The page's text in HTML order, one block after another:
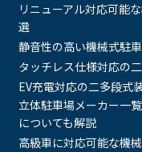
リニューアル対応可能
選
静音性の高い機械式駐
タッチレス仕様対応の
EV充電対応の二多段式
立体駐車場メーカー一
についても解説
高級車に対応可能な機